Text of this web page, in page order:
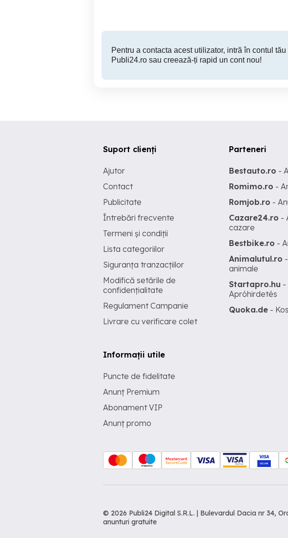
Pentru a contacta acest utilizator, intră în contul tău
Publi24.ro sau creează-ți rapid un cont nou!
Suport clienți
Ajutor
Contact
Publicitate
Întrebări frecvente
Termeni și condiții
Lista categoriilor
Siguranța tranzacțiilor
Modifică setările de
confidențialitate
Regulament Campanie
Livrare cu verificare colet
Informații utile
Puncte de fidelitate
Anunț Premium
Abonament VIP
Anunț promo
Parteneri
Bestauto.ro -
Romimo.ro -
Romjob.ro -
Cazare24.ro -
cazare
Bestbike.ro -
Animalutul.ro
animale
Startapro.hu -
Apróhirdetés
Quoka.de -
© 2026 Publi24 Digital S.R.L. | Bulevardul Dacia nr 34,
anunturi gratuite